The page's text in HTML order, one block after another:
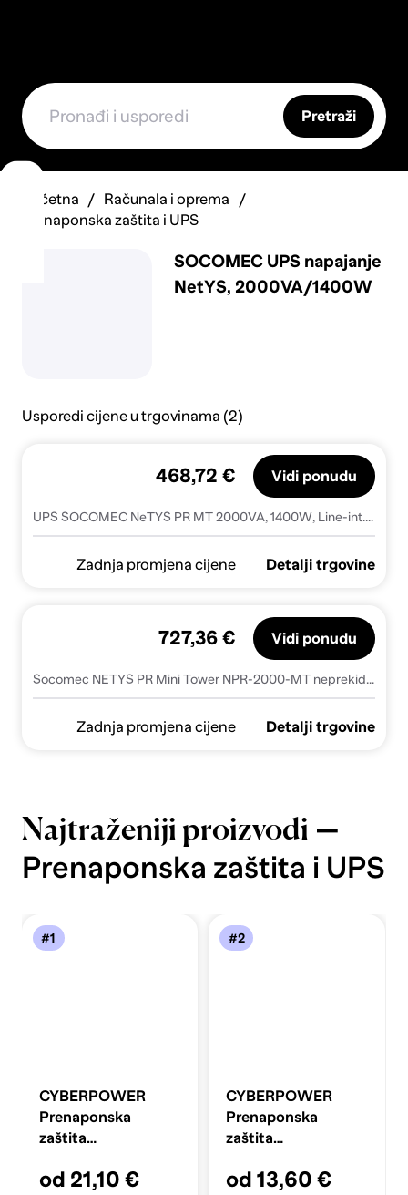
Pretraži
Početna
Računala i oprema
Prenaponska zaštita i UPS
SOCOMEC UPS napajanje
NetYS, 2000VA/1400W
Usporedi cijene u trgovinama (2)
UPS SOCOMEC NeTYS PR MT 2000VA, 1400W, Line-int., sine w., USB, LCD - NPR-2000-MT
468,72 € Vidi ponudu
Zadnja promjena cijene Detalji trgovine
Socomec NETYS PR Mini Tower NPR-2000-MT neprekidan tok energije (UPS) Line-Interactive 2 kVA 1400 W 6 utičnice naizmjenične struje
727,36 € Vidi ponudu
Zadnja promjena cijene Detalji trgovine
Najtraženiji proizvodi —
Prenaponska zaštita i UPS
#1
CYBERPOWER
Prenaponska
zaštita
šuko, 2x USB
od 21,10 €
#2
CYBERPOWER
Prenaponska
zaštita
šuko, 2x USB-A
od 13,60 €